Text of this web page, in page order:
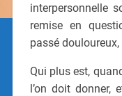
interpersonnelle
remise en
passé douloureux,
Qui plus est,
l’on doit donner,